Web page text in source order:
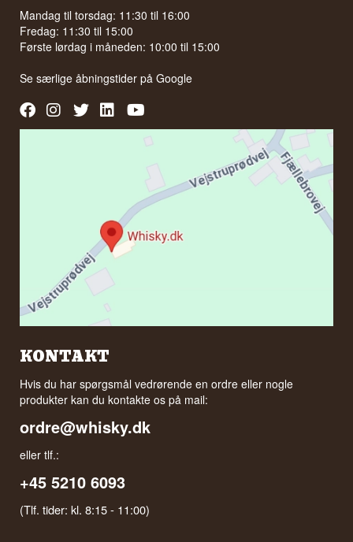
Mandag til torsdag: 11:30 til 16:00
Fredag: 11:30 til 15:00
Første lørdag i måneden: 10:00 til 15:00
Se særlige åbningstider påGoogle
KONTAKT
Hvis du har spørgsmål vedrørende en ordre eller nogle
produkter kan du kontakte os på mail:
ordre@whisky.dk
eller tlf.:
+45 5210 6093
(Tlf. tider: kl. 8:15 - 11:00)